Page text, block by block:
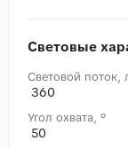
Световые
Световой поток,
360
Угол охвата, °
50